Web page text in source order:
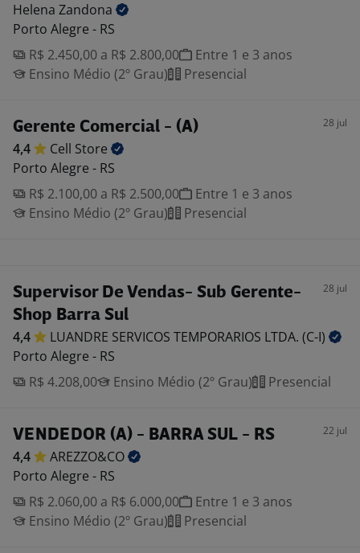
Helena Zandona
Porto Alegre - RS
R$ 2.450,00 a R$ 2.800,00
Entre 1 e 3 anos
Ensino Médio (2º Grau)
Presencial
Gerente Comercial - (A) 28 jul
4,4 Cell Store
Porto Alegre - RS
R$ 2.100,00 a R$ 2.500,00
Entre 1 e 3 anos
Ensino Médio (2º Grau)
Presencial
Supervisor De Vendas- Sub Gerente-
Shop Barra Sul
28 jul
4,4 LUANDRE SERVICOS TEMPORARIOS LTDA. (C-I)
Porto Alegre - RS
R$ 4.208,00
Ensino Médio (2º Grau) Presencial
VENDEDOR (A) - BARRA SUL - RS 22 jul
4,4
AREZZO&CO
Porto Alegre - RS
R$ 2.060,00 a R$ 6.000,00
Entre 1 e 3 anos
Ensino Médio (2º Grau)
Presencial